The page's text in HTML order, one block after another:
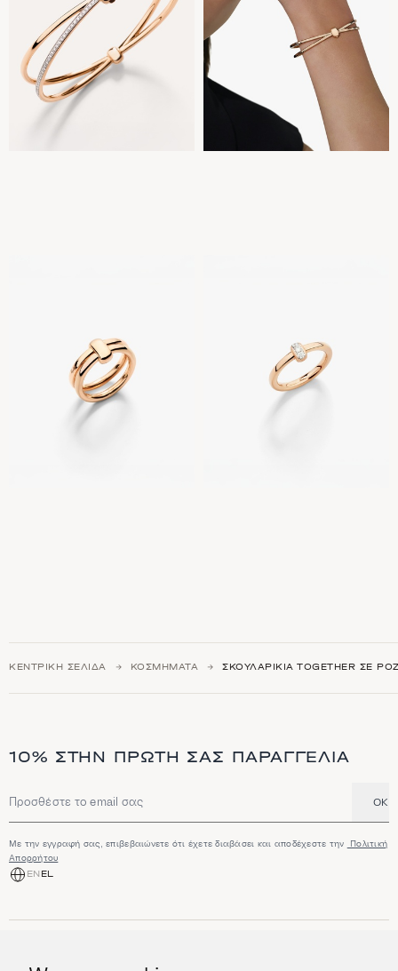
ΚΕΝΤΡΙΚΉ ΣΕΛΊΔΑ ΚΟΣΜΉΜΑΤΑ ΣΚΟΥΛΑΡΊΚΙΑ TOGETHER ΣΕ
10% ΣΤΗΝ ΠΡΏΤΗ ΣΑΣ ΠΑΡΑΓΓΕΛΊΑ
Διεύθυνση email OK
Με την εγγραφή σας, επιβεβαιώνετε ότι έχετε διαβάσει και αποδέχεστε την
Πολιτική
Απορρήτου
EN EL
Κοσμήματα